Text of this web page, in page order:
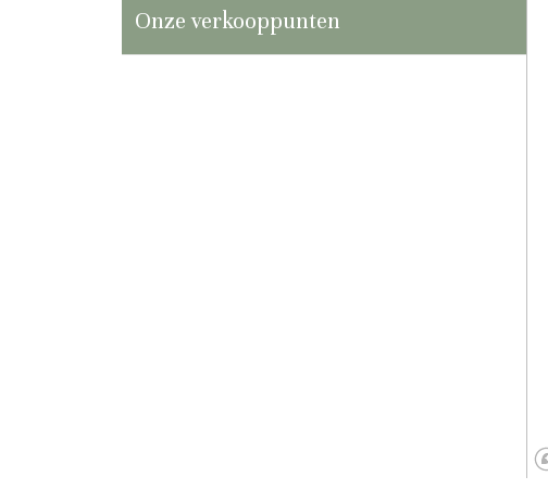
Onze verkooppunten